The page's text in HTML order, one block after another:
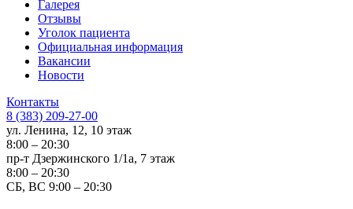
Галерея
Отзывы
Уголок пациента
Официальная информация
Вакансии
Новости
Контакты
8 (383) 209-27-00
ул. Ленина, 12, 10 этаж
8:00 – 20:30
пр-т Дзержинского 1/1а, 7 этаж
8:00 – 20:30
СБ, ВС 9:00 – 20:30